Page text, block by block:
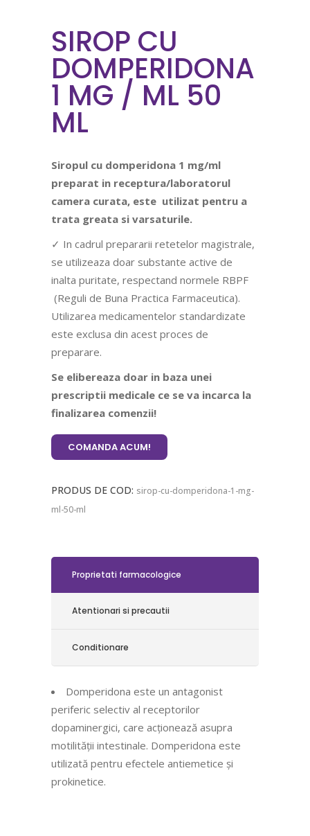
SIROP CU
DOMPERIDONA
1 MG / ML 50
ML
Siropul cu domperidona 1 mg/ml
preparat in receptura/laboratorul
camera curata, este utilizat pentru a
trata greata si varsaturile.
✓ In cadrul prepararii retetelor magistrale,
se utilizeaza doar substante active de
inalta puritate, respectand normele RBPF
(Reguli de Buna Practica Farmaceutica).
Utilizarea medicamentelor standardizate
este exclusa din acest proces de
preparare.
Se elibereaza doar in baza unei
prescriptii medicale ce se va incarca la
finalizarea comenzii!
COMANDA ACUM!
PRODUS DE COD: sirop-cu-domperidona-1-mg-
ml-50-ml
Proprietati farmacologice
Atentionari si precautii
Conditionare
Domperidona este un antagonist
periferic selectiv al receptorilor
dopaminergici, care acționează asupra
motilității intestinale. Domperidona este
utilizată pentru efectele antiemetice și
prokinetice.